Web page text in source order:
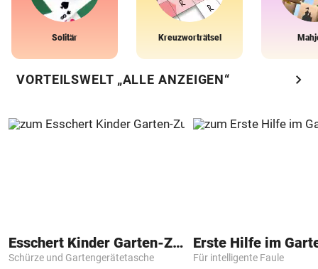
Solitär Kreuzworträtsel
VORTEILSWELT „ALLE ANZEIGEN“ chevron_right
Esschert Kinder Garten-Zubehör
Schürze und Gartengerätetasche
Erste Hilfe im
Für intelligente Faule